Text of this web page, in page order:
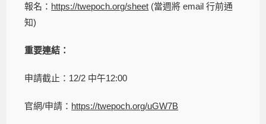
報名： https://twepoch.org/sheet (當週將 email 行前通
知)
重要連結：
申請截止：12/2 中午12:00
官網/申請： https://twepoch.org/uGW7B